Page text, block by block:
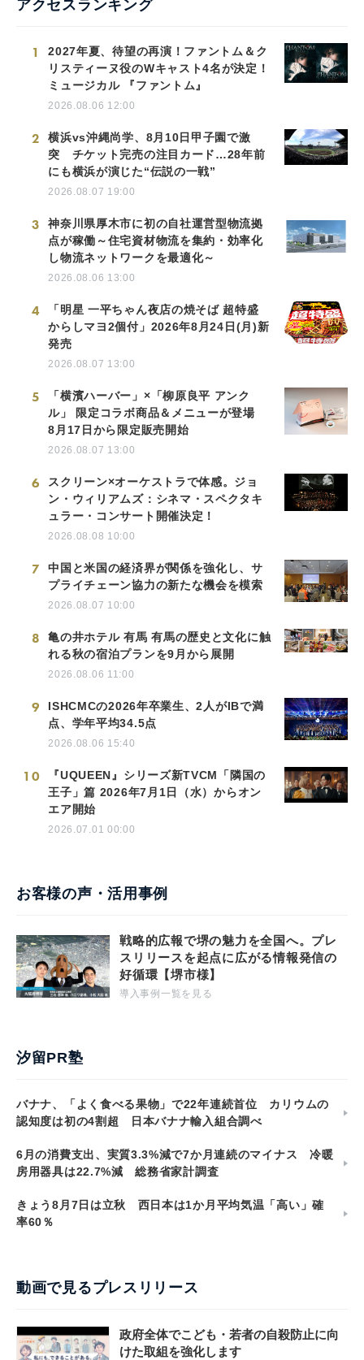
アクセスランキング
1
2027年夏、待望の再演！ファントム＆ク
リスティーヌ役のWキャスト4名が決定！
ミュージカル 『ファントム』
2026.08.06 12:00
2
横浜vs沖縄尚学、8月10日甲子園で激
突 チケット完売の注目カード…28年前
にも横浜が演じた“伝説の一戦”
2026.08.07 19:00
3
神奈川県厚木市に初の自社運営型物流拠
点が稼働～住宅資材物流を集約・効率化
し物流ネットワークを最適化～
2026.08.06 13:00
4
「明星 一平ちゃん夜店の焼そば 超特盛
からしマヨ2個付」2026年8月24日(月)新
発売
2026.08.07 13:00
5
「横濱ハーバー」×「柳原良平 アンク
ル」 限定コラボ商品＆メニューが登場
8月17日から限定販売開始
2026.08.07 13:00
6
スクリーン×オーケストラで体感。ジョ
ン・ウィリアムズ：シネマ・スペクタキ
ュラー・コンサート開催決定！
2026.08.08 10:00
7
中国と米国の経済界が関係を強化し、サ
プライチェーン協力の新たな機会を模索
2026.08.07 10:00
8
亀の井ホテル 有馬 有馬の歴史と文化に触
れる秋の宿泊プランを9月から展開
2026.08.06 11:00
9
ISHCMCの2026年卒業生、2人がIBで満
点、学年平均34.5点
2026.08.06 15:40
10
『UQUEEN』シリーズ新TVCM「隣国の
王子」篇 2026年7月1日（水）からオン
エア開始
2026.07.01 00:00
お客様の声・活用事例
戦略的広報で堺の魅力を全国へ。プレ
スリリースを起点に広がる情報発信の
好循環【堺市様】
導入事例一覧を見る
汐留PR塾
バナナ、「よく食べる果物」で22年連続首位 カリウムの
認知度は初の4割超 日本バナナ輸入組合調べ
6月の消費支出、実質3.3%減で7か月連続のマイナス 冷暖
房用器具は22.7%減 総務省家計調査
きょう8月7日は立秋 西日本は1か月平均気温「高い」確
率60％
動画で見るプレスリリース
政府全体でこども・若者の自殺防止に向
けた取組を強化します